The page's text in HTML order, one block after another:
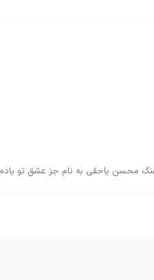
محسن یاحقی به نام جز عشق تو